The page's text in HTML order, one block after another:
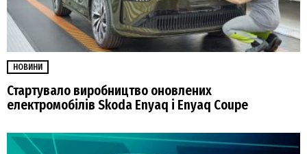
НОВИНИ
Стартувало виробництво оновлених
електромобілів Skoda Enyaq і Enyaq Coupe